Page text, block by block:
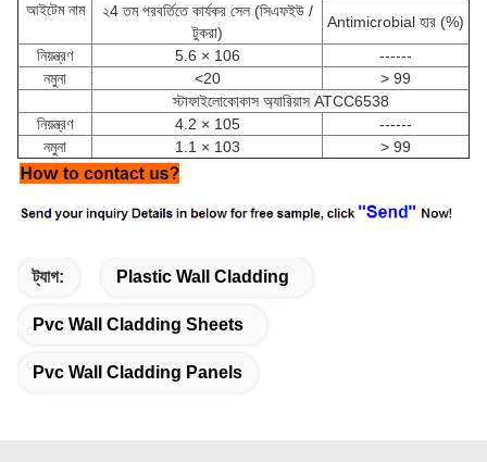
আইটেম নাম
২4 তম পরবর্তিতে কার্যকর সেল (সিএফইউ /
টুকরা)
Antimicrobial হার (%)
নিয়ন্ত্রণ
5.6 × 106
------
নমুনা
<20
> 99
স্টাফাইলোকোকাস অ্যারিয়াস ATCC6538
নিয়ন্ত্রণ
4.2 × 105
------
নমুনা
1.1 × 103 > 99
ট্যাগ: Plastic Wall Cladding
Pvc Wall Cladding Sheets
Pvc Wall Cladding Panels